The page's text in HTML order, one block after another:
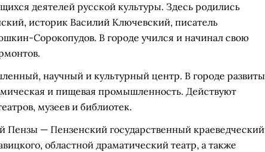
деятелей русской культуры. Здесь родились
историк Василий Ключевский, писатель
Сорокопудов. В городе учился и начинал свою
научный и культурный центр. В городе развиты
и пищевая промышленность. Действуют
музеев и библиотек.
Пензы — Пензенский государственный краеведческий
областной драматический театр, а также